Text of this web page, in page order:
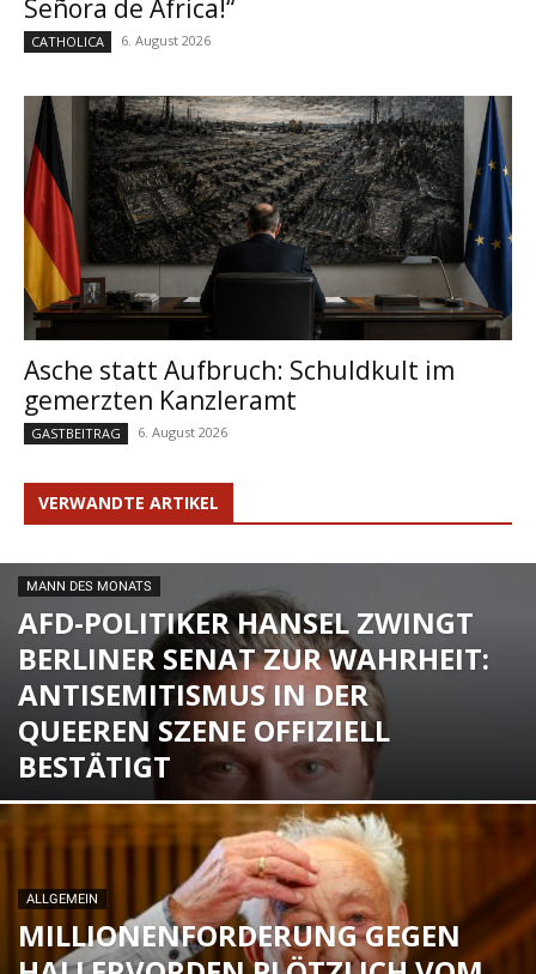
Señora de África!“
CATHOLICA 6. August 2026
Asche statt Aufbruch: Schuldkult im
gemerzten Kanzleramt
GASTBEITRAG 6. August 2026
VERWANDTE ARTIKEL
MANN DES MONATS
AFD-POLITIKER HANSEL ZWINGT
BERLINER SENAT ZUR WAHRHEIT:
ANTISEMITISMUS IN DER
QUEEREN SZENE OFFIZIELL
BESTÄTIGT
ALLGEMEIN
MILLIONENFORDERUNG GEGEN